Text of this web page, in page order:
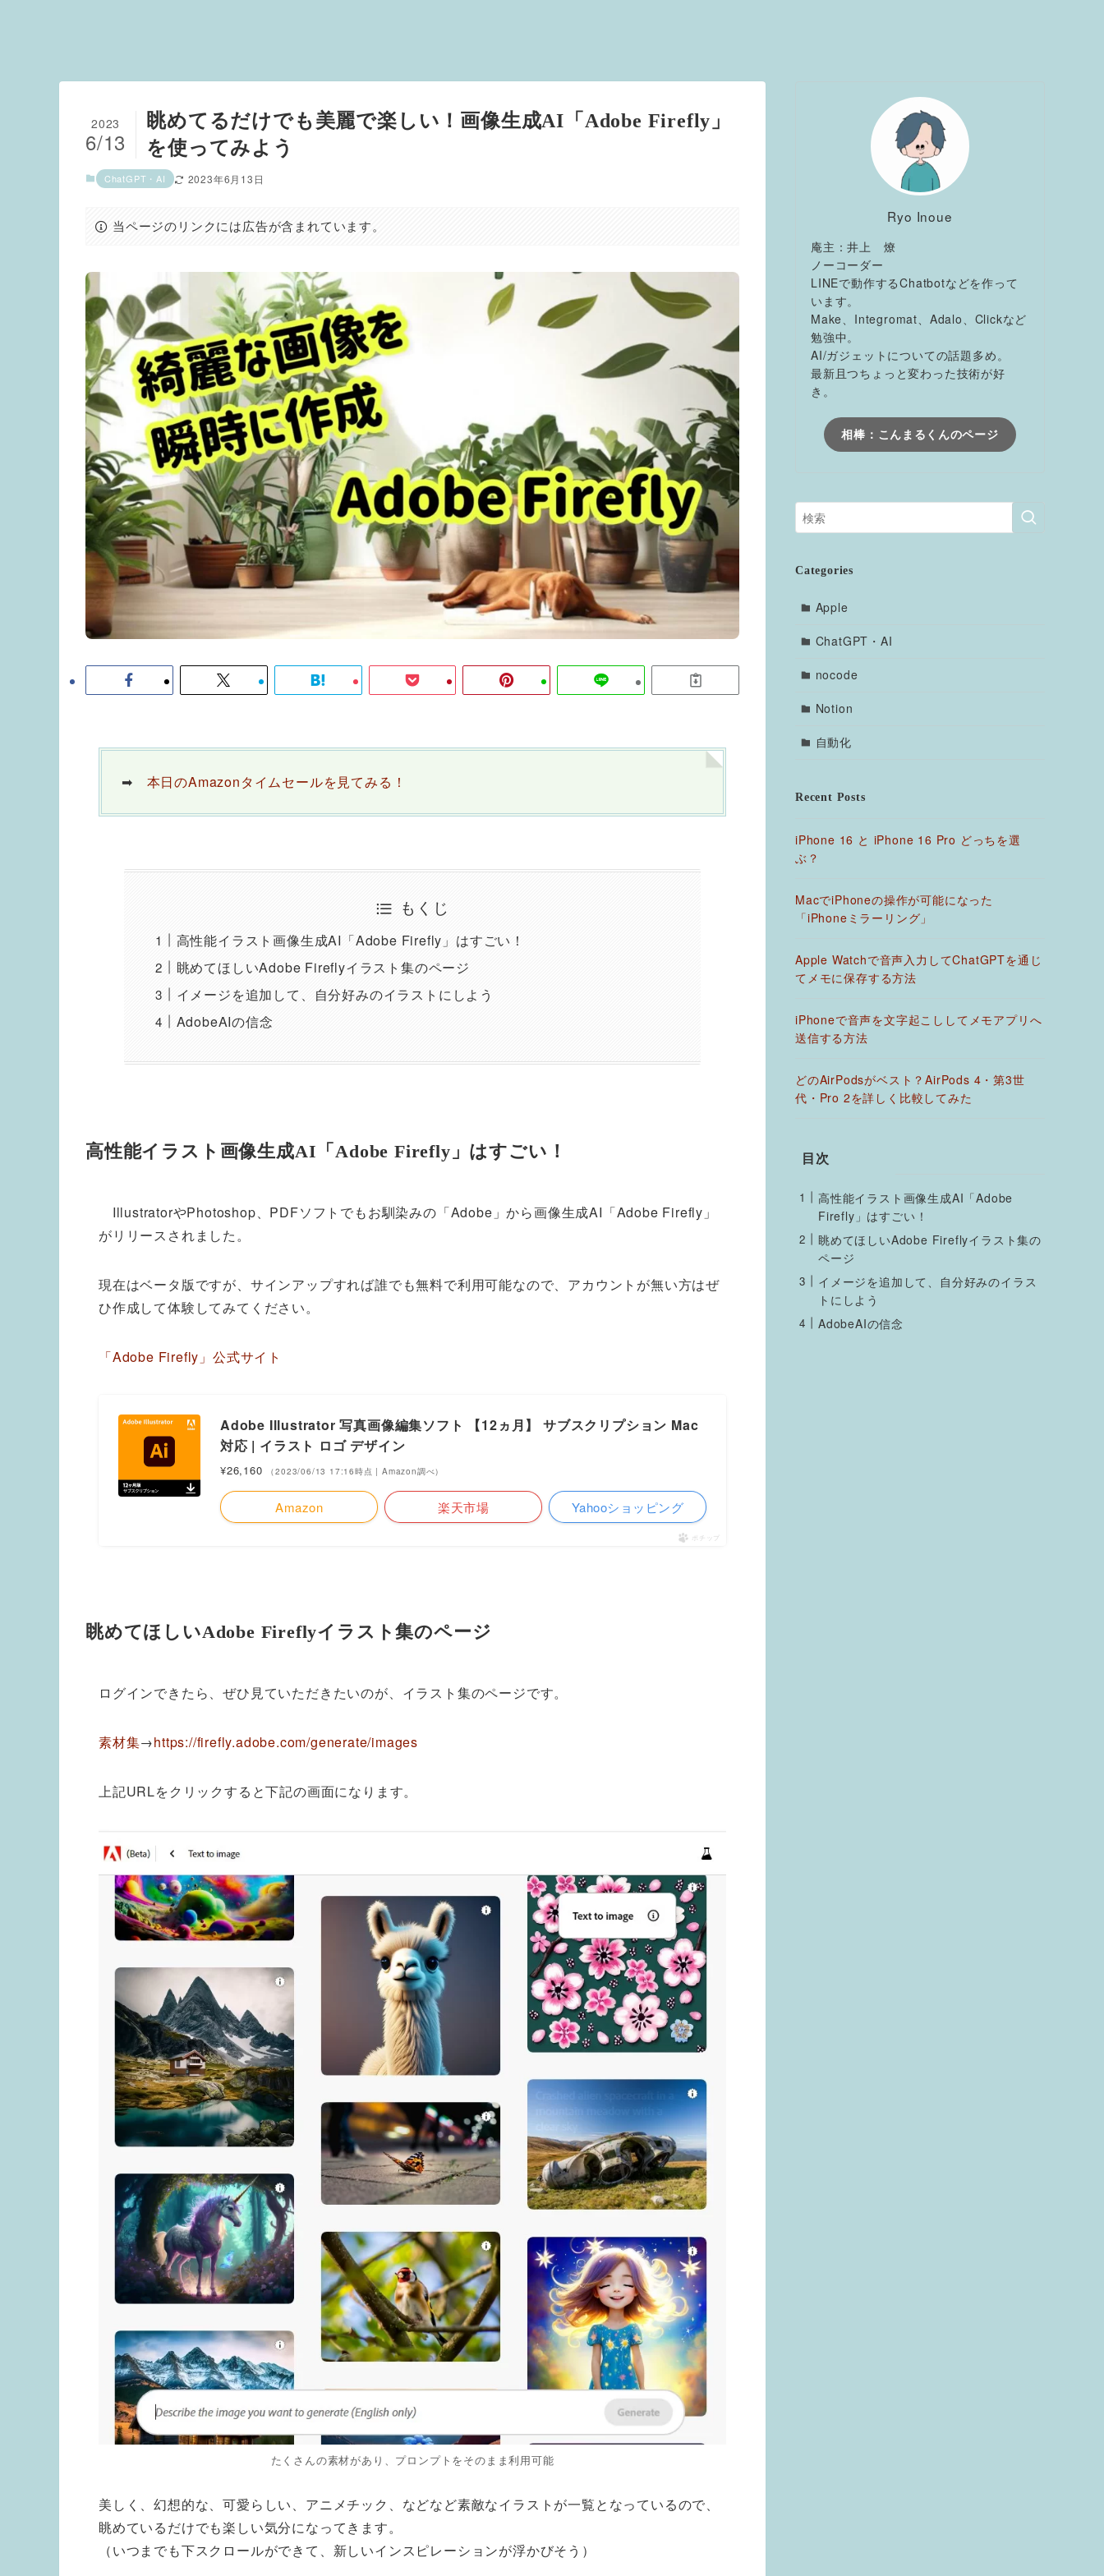
眺めてるだけでも美麗で楽しい！画像生成AI「Adobe Firefly」
を使ってみよう
2023
6/13
ChatGPT・AI 2023年6月13日
当ページのリンクには広告が含まれています。
➡ 本日のAmazonタイムセールを見てみる！
もくじ
高性能イラスト画像生成AI「Adobe Firefly」はすごい！
眺めてほしいAdobe Fireflyイラスト集のページ
イメージを追加して、自分好みのイラストにしよう
AdobeAIの信念
高性能イラスト画像生成AI「Adobe Firefly」はすごい！
IllustratorやPhotoshop、PDFソフトでもお馴染みの「Adobe」から画像生成AI「Adobe Firefly」
がリリースされました。
現在はベータ版ですが、サインアップすれば誰でも無料で利用可能なので、アカウントが無い方はぜ
ひ作成して体験してみてください。
「Adobe Firefly」公式サイト
Adobe Illustrator 写真画像編集ソフト 【12ヵ月】 サブスクリプション Mac
対応 | イラスト ロゴ デザイン
¥26,160 （2023/06/13 17:16時点 | Amazon調べ）
Amazon 楽天市場 Yahooショッピング
ポチップ
眺めてほしいAdobe Fireflyイラスト集のページ
ログインできたら、ぜひ見ていただきたいのが、イラスト集のページです。
素材集→https://firefly.adobe.com/generate/images
上記URLをクリックすると下記の画面になります。
たくさんの素材があり、プロンプトをそのまま利用可能
美しく、幻想的な、可愛らしい、アニメチック、などなど素敵なイラストが一覧となっているので、
眺めているだけでも楽しい気分になってきます。
（いつまでも下スクロールができて、新しいインスピレーションが浮かびそう）
Ryo Inoue
庵主：井上 燎
ノーコーダー
LINEで動作するChatbotなどを作って
います。
Make、Integromat、Adalo、Clickなど
勉強中。
AI/ガジェットについての話題多め。
最新且つちょっと変わった技術が好
き。
相棒：こんまるくんのページ
Categories
Apple
ChatGPT・AI
nocode
Notion
自動化
Recent Posts
iPhone 16 と iPhone 16 Pro どっちを選
ぶ？
MacでiPhoneの操作が可能になった
「iPhoneミラーリング」
Apple Watchで音声入力してChatGPTを通じ
てメモに保存する方法
iPhoneで音声を文字起こししてメモアプリへ
送信する方法
どのAirPodsがベスト？AirPods 4・第3世
代・Pro 2を詳しく比較してみた
目次
高性能イラスト画像生成AI「Adobe
Firefly」はすごい！
眺めてほしいAdobe Fireflyイラスト集の
ページ
イメージを追加して、自分好みのイラス
トにしよう
AdobeAIの信念